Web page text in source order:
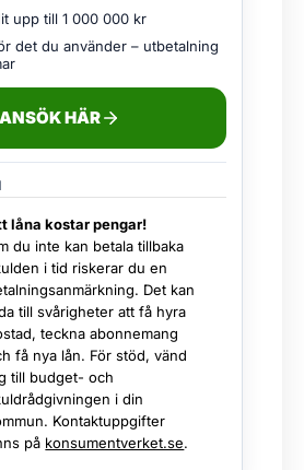
upp till 1 000 000 kr
det du använder – utbetalning
ANSÖK HÄR
låna kostar pengar!
du inte kan betala tillbaka
i tid riskerar du en
Det kan
till svårigheter att få hyra
teckna abonnemang
få nya lån. För stöd, vänd
till budget- och
i din
Kontaktuppgifter
på konsumentverket.se.